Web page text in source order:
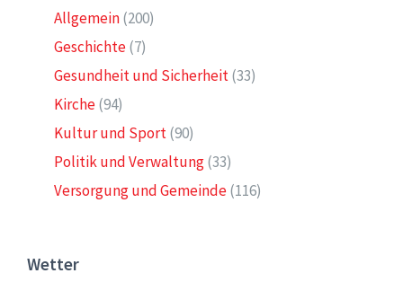
Allgemein(200)
Geschichte(7)
Gesundheit und Sicherheit(33)
Kirche(94)
Kultur und Sport(90)
Politik und Verwaltung(33)
Versorgung und Gemeinde(116)
Wetter